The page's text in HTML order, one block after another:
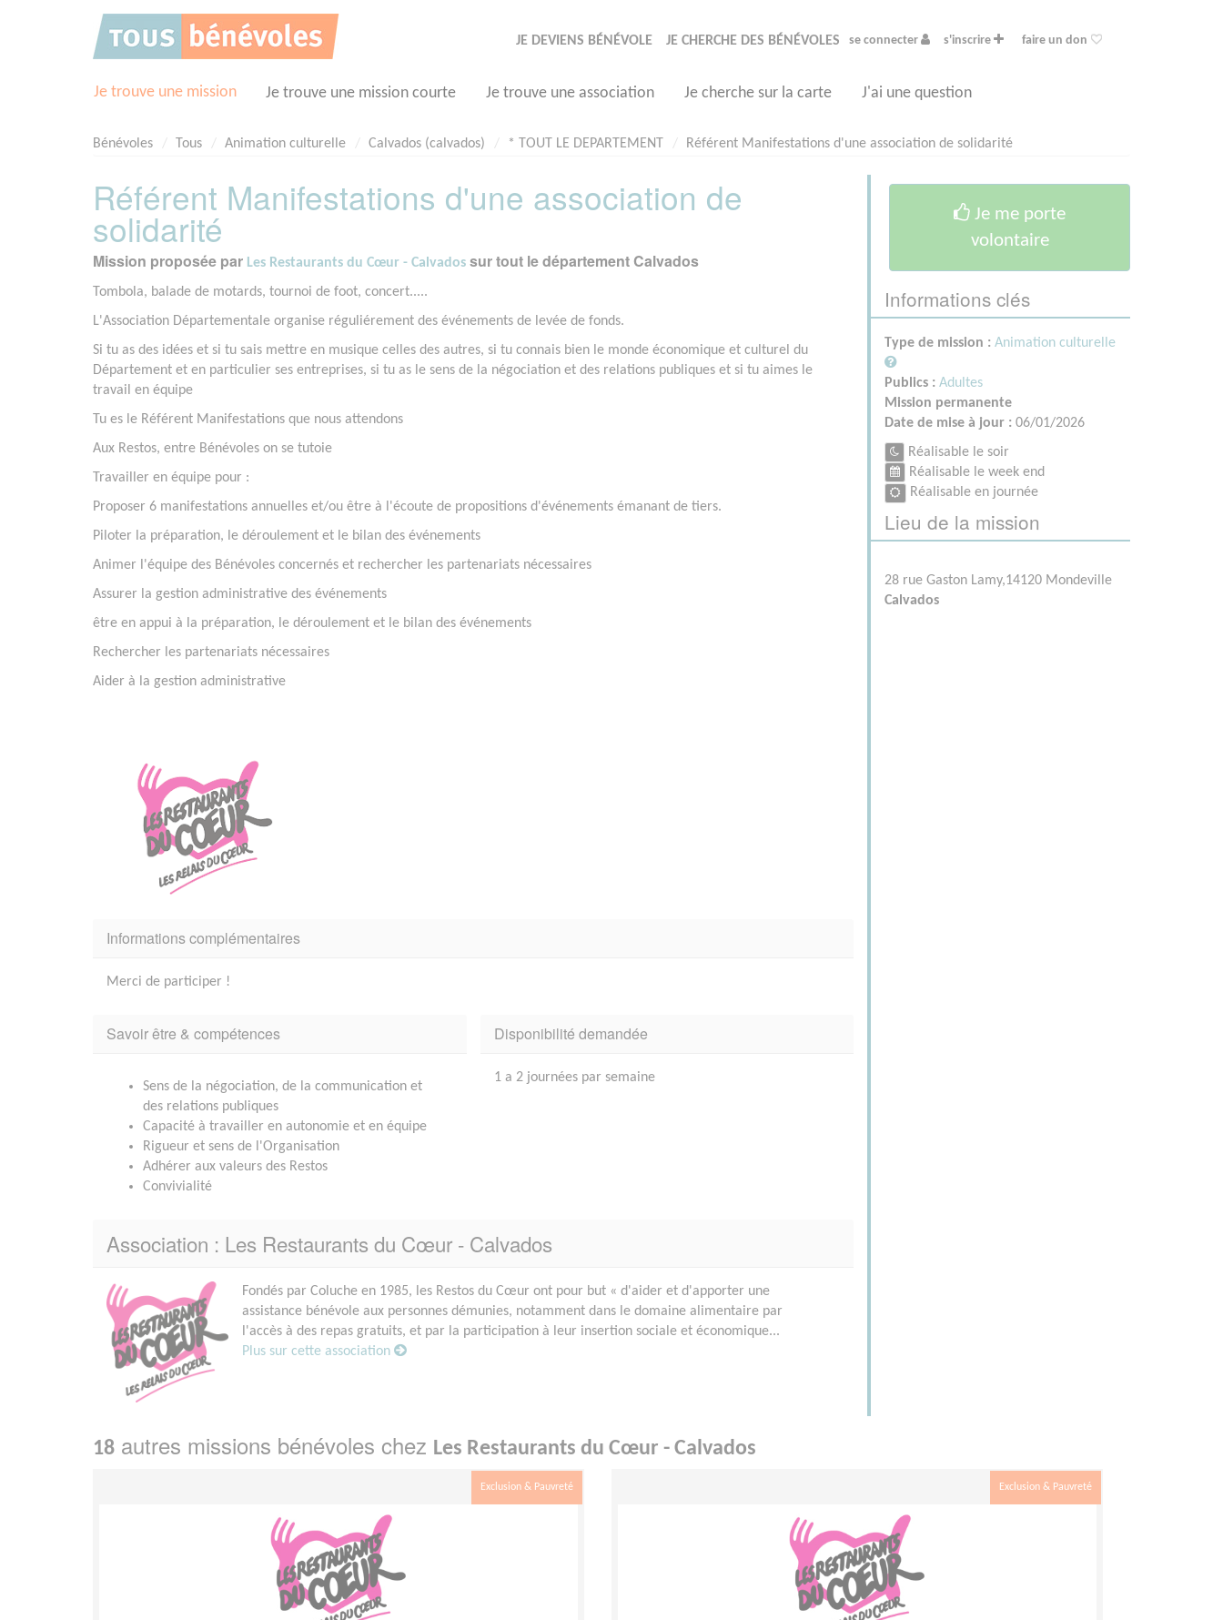
JE DEVIENS BÉNÉVOLE JE CHERCHE DES BÉNÉVOLES se connecter s'inscrire faire un don
Je trouve une mission Je trouve une mission courte Je trouve une association Je cherche sur la carte J'ai une question
Bénévoles Tous Animation culturelle Calvados (calvados) * TOUT LE DEPARTEMENT Référent Manifestations d'une association de solidarité
Référent Manifestations d'une association de
solidarité
Mission proposée par Les Restaurants du Cœur - Calvados sur tout le département Calvados
Tombola, balade de motards, tournoi de foot, concert.....
L'Association Départementale organise réguliérement des événements de levée de fonds.
Si tu as des idées et si tu sais mettre en musique celles des autres, si tu connais bien le monde économique et culturel du
Département et en particulier ses entreprises, si tu as le sens de la négociation et des relations publiques et si tu aimes le
travail en équipe
Tu es le Référent Manifestations que nous attendons
Aux Restos, entre Bénévoles on se tutoie
Travailler en équipe pour :
Proposer 6 manifestations annuelles et/ou être à l'écoute de propositions d'événements émanant de tiers.
Piloter la préparation, le déroulement et le bilan des événements
Animer l'équipe des Bénévoles concernés et rechercher les partenariats nécessaires
Assurer la gestion administrative des événements
être en appui à la préparation, le déroulement et le bilan des événements
Rechercher les partenariats nécessaires
Aider à la gestion administrative
Informations complémentaires
Merci de participer !
Savoir être & compétences
Sens de la négociation, de la communication et
des relations publiques
Capacité à travailler en autonomie et en équipe
Rigueur et sens de l'Organisation
Adhérer aux valeurs des Restos
Convivialité
Disponibilité demandée
1 a 2 journées par semaine
Association : Les Restaurants du Cœur - Calvados
Fondés par Coluche en 1985, les Restos du Cœur ont pour but « d'aider et d'apporter une
assistance bénévole aux personnes démunies, notamment dans le domaine alimentaire par
l'accès à des repas gratuits, et par la participation à leur insertion sociale et économique...
Plus sur cette association
Je me porte
volontaire
Informations clés
Type de mission : Animation culturelle
Publics : Adultes
Mission permanente
Date de mise à jour : 06/01/2026
Réalisable le soir
Réalisable le week end
Réalisable en journée
Lieu de la mission
28 rue Gaston Lamy,14120 Mondeville
Calvados
18 autres missions bénévoles chez Les Restaurants du Cœur - Calvados
Exclusion & Pauvreté Exclusion & Pauvreté